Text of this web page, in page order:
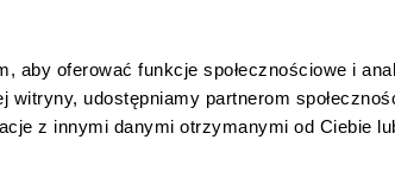
aby oferować funkcje społecznościowe i
udostępniamy partnerom
z innymi danymi otrzymanymi od Ciebie